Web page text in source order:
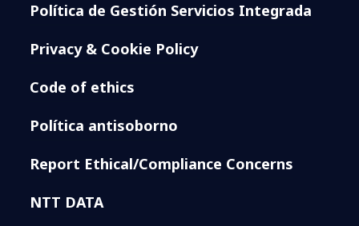
Política de Gestión Servicios Integrada
Privacy & Cookie Policy
Code of ethics
Política antisoborno
Report Ethical/Compliance Concerns
NTT DATA